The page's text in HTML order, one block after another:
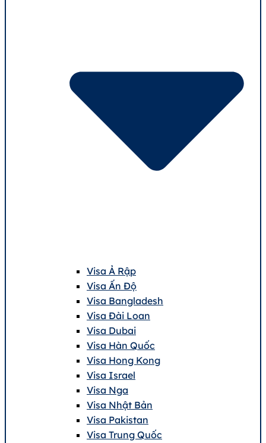
Visa Ả Rập
Visa Ấn Độ
Visa Bangladesh
Visa Đài Loan
Visa Dubai
Visa Hàn Quốc
Visa Hong Kong
Visa Israel
Visa Nga
Visa Nhật Bản
Visa Pakistan
Visa Trung Quốc